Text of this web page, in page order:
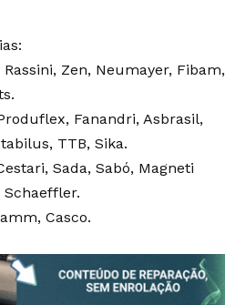
Zen, Neumayer, Fibam,
Fanandri, Asbrasil,
TTB, Sika.
Sada, Sabó, Magneti
Schaeffler.
Casco.